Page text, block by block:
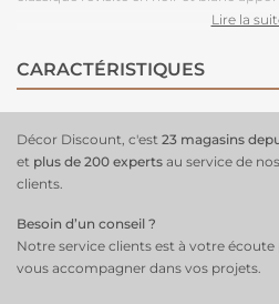
sophistiquée à votre intérieur, parfait
directe de la colle sur le mur, assure
résultat impeccable. En 2025 la
audacieux, des textures immersives et
designs classiques revisités, comme
grand succès, tout comme les
Lire la
CARACTÉRISTIQUES
Décor Discount, c'est 23 magasins
et plus de 200 experts au service de nos
clients.
Besoin d’un conseil ?
Notre service clients est à votre écoute
vous accompagner dans vos projets.